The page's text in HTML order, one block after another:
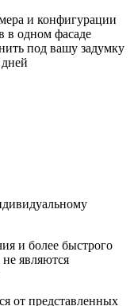
и конфигурации
в одном фасаде
под вашу задумку
и более быстрого
не являются
от представленных